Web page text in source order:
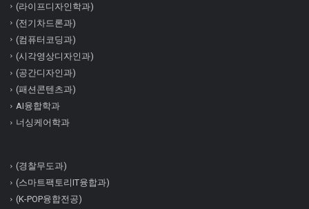
(라이프디자인학과)
(전기차드론과)
(컴퓨터코딩과)
(시각영상디자인과)
(공간디자인과)
(패션콘텐츠과)
AI융합학과
너싱케어학과
(경찰무도과)
(스마트팩토리IT융합과)
(K-POP융합전공)